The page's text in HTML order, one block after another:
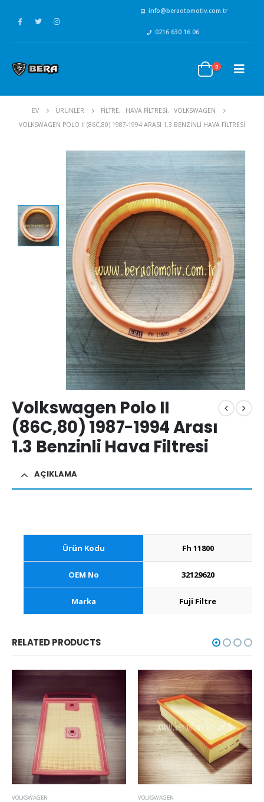
info@beraotomotiv.com.tr
0216 630 16 06
0
EV ÜRÜNLER FİLTRE, HAVA FİLTRESİ,
VOLKSWAGEN
VOLKSWAGEN POLO II (86C,80) 1987-1994 ARASI 1.3 BENZINLI HAVA FILTRESI
Volkswagen Polo II
(86C,80) 1987-1994 Arası
1.3 Benzinli Hava Filtresi
AÇIKLAMA
Ürün Kodu Fh 11800
OEM No 32129620
Marka Fuji Filtre
RELATED PRODUCTS
VOLKSWAGEN VOLKSWAGEN